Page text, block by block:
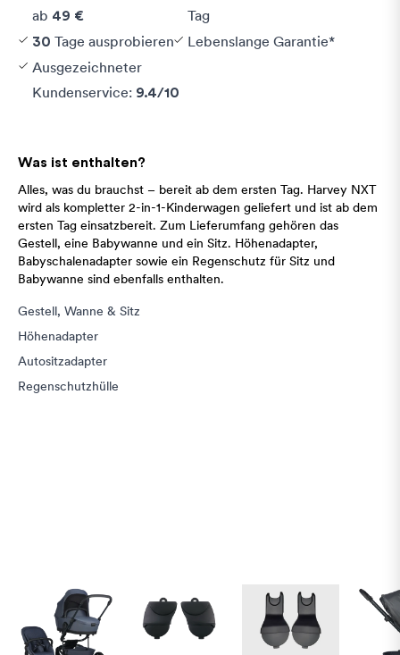
ab 49 €
Tag
30 Tage ausprobieren
Lebenslange Garantie*
Ausgezeichneter
Kundenservice: 9.4/10
Was ist enthalten?
Alles, was du brauchst – bereit ab dem ersten Tag. Harvey NXT
wird als kompletter 2-in-1-Kinderwagen geliefert und ist ab dem
ersten Tag einsatzbereit. Zum Lieferumfang gehören das
Gestell, eine Babywanne und ein Sitz. Höhenadapter,
Babyschalenadapter sowie ein Regenschutz für Sitz und
Babywanne sind ebenfalls enthalten.
Gestell, Wanne & Sitz
Höhenadapter
Autositzadapter
Regenschutzhülle